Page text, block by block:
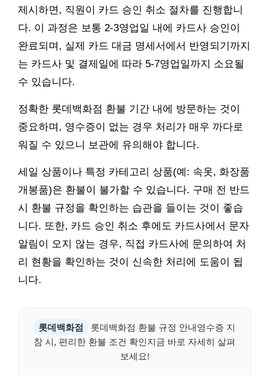
제시하면, 직원이 카드 승인 취소 절차를 진행합니
다. 이 과정은 보통 2-3영업일 내에 카드사 승인이
완료되며, 실제 카드 대금 명세서에서 반영되기까지
는 카드사 및 결제일에 따라 5-7영업일까지 소요될
수 있습니다.
정확한 롯데백화점 환불 기간 내에 방문하는 것이
중요하며, 영수증이 없는 경우 처리가 매우 까다로
워질 수 있으니 보관에 유의해야 합니다.
세일 상품이나 특정 카테고리 상품(예: 속옷, 화장품
개봉품)은 환불이 불가할 수 있습니다. 구매 전 반드
시 환불 규정을 확인하는 습관을 들이는 것이 좋습
니다. 또한, 카드 승인 취소 후에도 카드사에서 문자
알림이 오지 않는 경우, 직접 카드사에 문의하여 처
리 현황을 확인하는 것이 신속한 처리에 도움이 됩
니다.
롯데백화점
롯데백화점 환불 규정 안내영수증 지
참 시, 편리한 환불 조건 확인지금 바로 자세히 살펴
보세요!